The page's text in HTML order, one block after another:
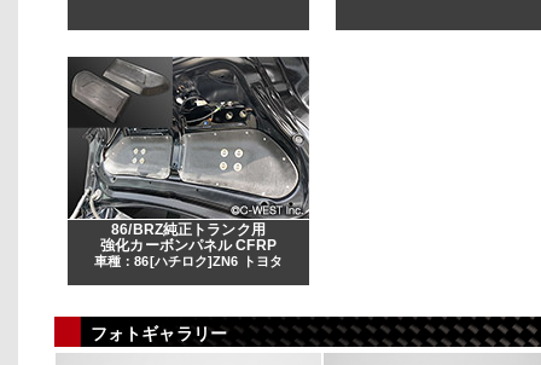
86/BRZ純正トランク用
強化カーボンパネル CFRP
車種：86[ハチロク]ZN6 トヨタ
フォトギャラリー